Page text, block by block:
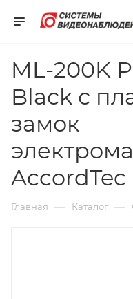
ML-200K
Black с
замок
AccordTec
Главная — Каталог —